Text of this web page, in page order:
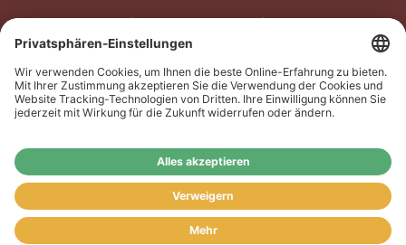
Kosten senken, Ressourcen schonen.
Wiederverkäufer:
Wiederverkäufer sind, registrieren Sie sich bitte in
unserem Händler-Portalwww.tonerhersteller.de